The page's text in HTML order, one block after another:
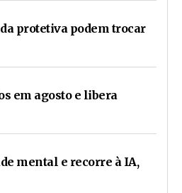
protetiva podem trocar
em agosto e libera
mental e recorre à IA,